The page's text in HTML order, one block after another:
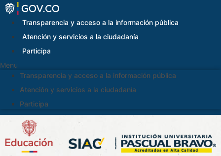
Saltar
contenidoTransparencia y acceso a la información pública
Atención y servicios a la ciudadanía
Participa
Menu
Transparencia y acceso a la información pública
Atención y servicios a la ciudadanía
Participa